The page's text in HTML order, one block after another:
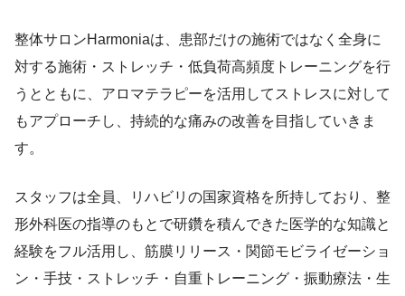
整体サロンHarmoniaは、患部だけの施術ではなく全身に
対する施術・ストレッチ・低負荷高頻度トレーニングを行
うとともに、アロマテラピーを活用してストレスに対して
もアプローチし、持続的な痛みの改善を目指していきま
す。
スタッフは全員、リハビリの国家資格を所持しており、整
形外科医の指導のもとで研鑽を積んできた医学的な知識と
経験をフル活用し、筋膜リリース・関節モビライゼーショ
ン・手技・ストレッチ・自重トレーニング・振動療法・生